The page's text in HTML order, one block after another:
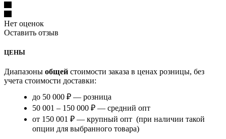
Нет оценок
Оставить отзыв
ЦЕНЫ
Диапазоны общей стоимости заказа в ценах розницы, без
учета стоимости доставки:
до 50 000 ₽ — розница
50 001 – 150 000 ₽ — средний опт
от 150 001 ₽ — крупный опт (при наличии такой
опции для выбранного товара)